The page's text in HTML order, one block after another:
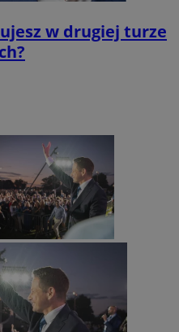
w drugiej turze